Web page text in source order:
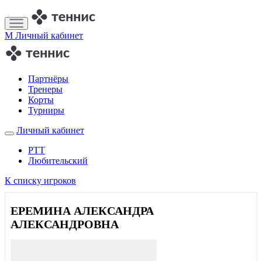
M Личный кабинет
Партнёры
Тренеры
Корты
Турниры
Личный кабинет
РТТ
Любительский
К списку игроков
ЕРЕМИНА АЛЕКСАНДРА
АЛЕКСАНДРОВНА